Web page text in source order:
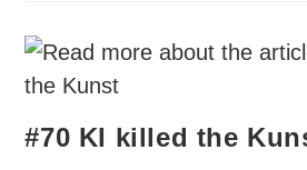
#70 KI killed the